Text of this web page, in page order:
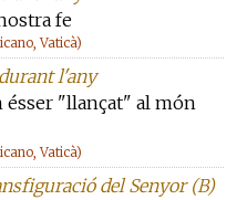
fe
Vaticà)
l'any
ésser "llançat" al món
Vaticà)
del Senyor (B)